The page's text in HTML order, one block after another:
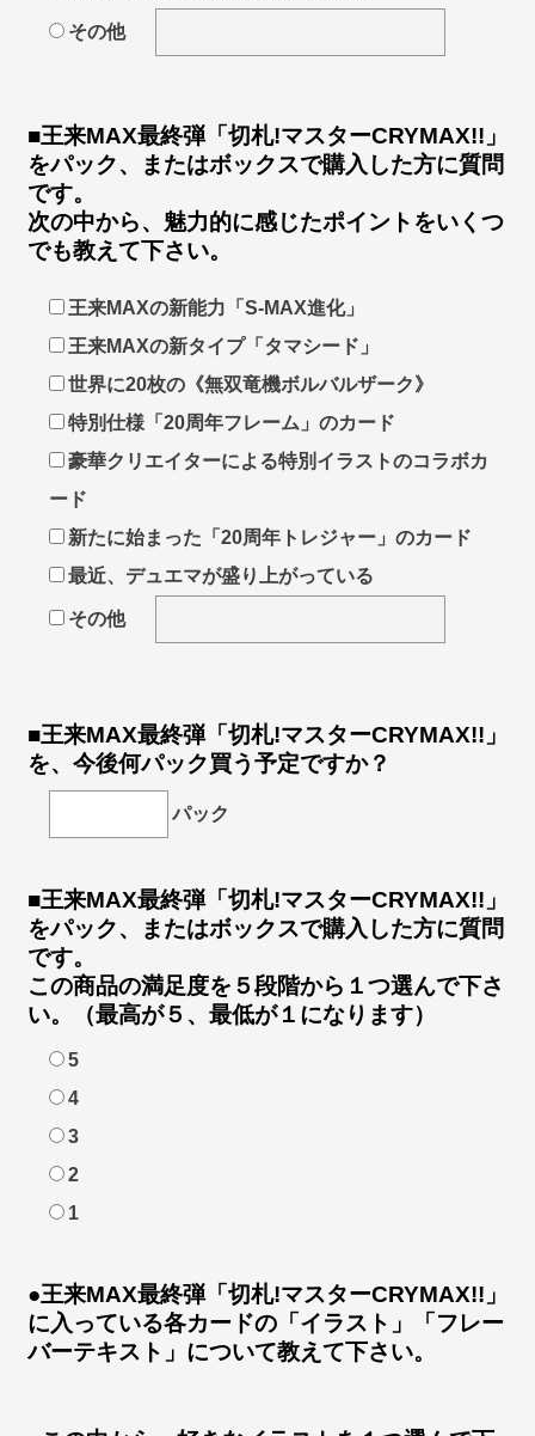
その他
■王来MAX最終弾「切札!マスターCRYMAX!!」
をパック、またはボックスで購入した方に質問
です。
次の中から、魅力的に感じたポイントをいくつ
でも教えて下さい。
王来MAXの新能力「S-MAX進化」
王来MAXの新タイプ「タマシード」
世界に20枚の《無双竜機ボルバルザーク》
特別仕様「20周年フレーム」のカード
豪華クリエイターによる特別イラストのコラボカ
ード
新たに始まった「20周年トレジャー」のカード
最近、デュエマが盛り上がっている
その他
■王来MAX最終弾「切札!マスターCRYMAX!!」
を、今後何パック買う予定ですか？
パック
■王来MAX最終弾「切札!マスターCRYMAX!!」
をパック、またはボックスで購入した方に質問
です。
この商品の満足度を５段階から１つ選んで下さ
い。（最高が５、最低が１になります）
5
4
3
2
1
●王来MAX最終弾「切札!マスターCRYMAX!!」
に入っている各カードの「イラスト」「フレー
バーテキスト」について教えて下さい。